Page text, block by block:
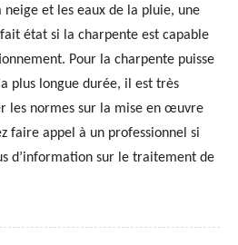
et les eaux de la pluie, une
état si la charpente est capable
Pour la charpente puisse
plus longue durée, il est très
les normes sur la mise en œuvre
faire appel à un professionnel si
d’information sur le traitement de